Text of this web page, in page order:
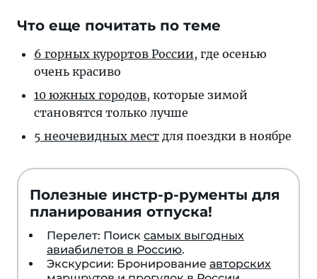
Что еще почитать по теме
6 горных ку­рор­тов Рос­сии, где осенью
очень красиво
10 южных городов, которые зимой
становятся только лучше
5 неочевид­ных мест для по­езд­ки в ноябре
Полезные инстр-р-рументы для
планирования отпуска!
Перелет: Поиск самых выгодных
авиабилетов в Россию.
Экскурсии: Бронирование авторских